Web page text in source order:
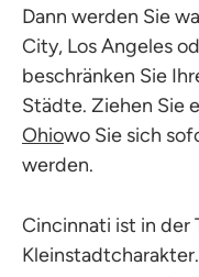
Dann werden Sie
City, Los Angeles
beschränken Sie
Städte. Ziehen Sie
Ohiowo Sie sich
werden.
Cincinnati ist in der